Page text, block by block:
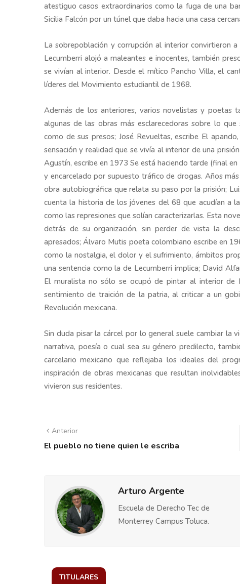
atestiguo casos extraordinarios como la fuga de una
Sicilia Falcón por un túnel que daba hacia una casa
La sobrepoblación y corrupción al interior convirtieron
Lecumberri alojó a maleantes e inocentes, también
se vivían al interior. Desde el mítico Pancho Villa, el
líderes del Movimiento estudiantil de 1968.
Además de los anteriores, varios novelistas y poetas
algunas de las obras más esclarecedoras sobre lo
como de sus presos; José Revueltas, escribe El
sensación y realidad que se vivía al interior de una
Agustín, escribe en 1973 Se está haciendo tarde (final
y encarcelado por supuesto tráfico de drogas. Años
obra autobiográfica que relata su paso por la prisión;
cuenta la historia de los jóvenes del 68 que acudían a
como las represiones que solían caracterizarlas. Esta
detrás de su organización, sin perder de vista la
apresados; Álvaro Mutis poeta colombiano escribe en
como la nostalgia, el dolor y el sufrimiento, ámbitos
una sentencia como la de Lecumberri implica; David
El muralista no sólo se ocupó de pintar al interior de
sentimiento de traición de la patria, al criticar a un
Revolución mexicana.
Sin duda pisar la cárcel por lo general suele cambiar la
narrativa, poesía o cual sea su género predilecto,
carcelario mexicano que reflejaba los ideales del
inspiración de obras mexicanas que resultan
vivieron sus residentes.
Anterior
El pueblo no tiene quien le escriba
Arturo Argente
Escuela de Derecho Tec de
Monterrey Campus Toluca.
TITULARES